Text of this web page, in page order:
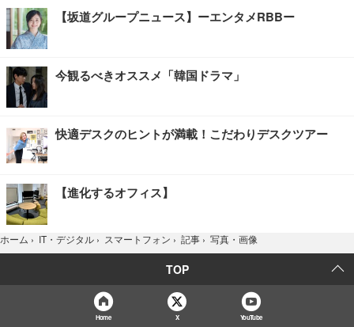
【坂道グループニュース】ーエンタメRBBー
今観るべきオススメ「韓国ドラマ」
快適デスクのヒントが満載！こだわりデスクツアー
【進化するオフィス】
ホーム › IT・デジタル › スマートフォン › 記事 › 写真・画像
TOP
Home X YouTube